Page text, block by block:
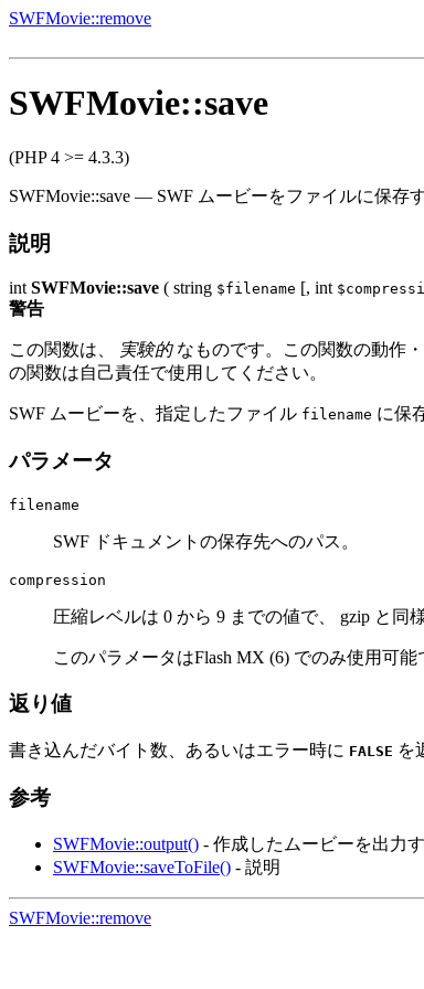
SWFMovie::remove
SWFMovie::save
(PHP 4 >= 4.3.3)
SWFMovie::save — SWF ムービーをファイルに保存
説明
int SWFMovie::save ( string $filename [, int
警告
この関数は、 実験的なものです。この関数の動作
の関数は自己責任で使用してください。
SWF ムービーを、指定したファイル filename に保
パラメータ
filename
SWF ドキュメントの保存先へのパス。
compression
圧縮レベルは 0 から 9 までの値で、 gzip と同
このパラメータはFlash MX (6) でのみ使用可能
返り値
書き込んだバイト数、あるいはエラー時に FALSE を
参考
SWFMovie::output() - 作成したムービーを出力
SWFMovie::saveToFile() - 説明
SWFMovie::remove